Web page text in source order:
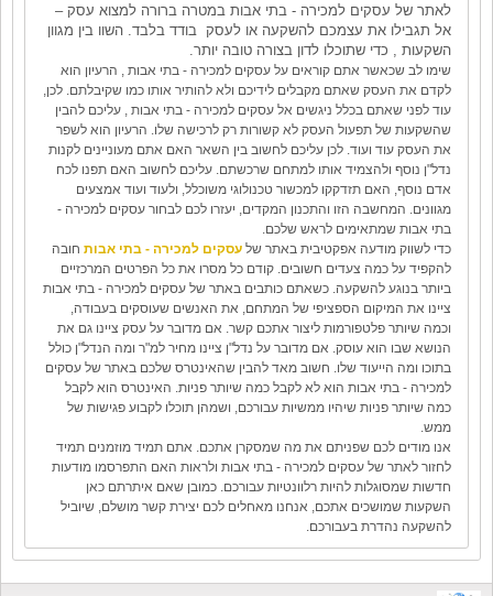
לאתר של עסקים למכירה - בתי אבות במטרה ברורה למצוא עסק –
אל תגבילו את עצמכם להשקעה או לעסק בודד בלבד. השוו בין מגוון
השקעות , כדי שתוכלו לדון בצורה טובה יותר
שימו לב שכאשר אתם קוראים על עסקים למכירה - בתי אבות , הרעיון הוא
לקדם את העסק שאתם מקבלים לידיכם ולא להותיר אותו כמו שקיבלתם. לכן,
עוד לפני שאתם בכלל ניגשים אל עסקים למכירה - בתי אבות , עליכם להבין
שהשקעות של תפעול העסק לא קשורות רק לרכישה שלו. הרעיון הוא לשפר
את העסק עוד ועוד. לכן עליכם לחשוב בין השאר האם אתם מעוניינים לקנות
נדל"ן נוסף ולהצמיד אותו למתחם שרכשתם. עליכם לחשוב האם תפנו לכח
אדם נוסף, האם תזדקקו למכשור טכנולוגי משוכלל, ולעוד ועוד אמצעים
מגוונים. המחשבה הזו והתכנון המקדים, יעזרו לכם לבחור עסקים למכירה -
בתי אבות שמתאימים לראש שלכם
כדי לשווק מודעה אפקטיבית באתר של עסקים למכירה - בתי אבות חובה
להקפיד על כמה צעדים חשובים. קודם כל מסרו את כל הפרטים המרכזיים
ביותר בנוגע להשקעה. כשאתם כותבים באתר של עסקים למכירה - בתי אבות
ציינו את המיקום הספציפי של המתחם, את האנשים שעוסקים בעבודה,
וכמה שיותר פלטפורמות ליצור אתכם קשר. אם מדובר על עסק ציינו גם את
הנושא שבו הוא עוסק. אם מדובר על נדל"ן ציינו מחיר למ"ר ומה הנדל"ן כולל
בתוכו ומה הייעוד שלו. חשוב מאד להבין שהאינטרס שלכם באתר של עסקים
למכירה - בתי אבות הוא לא לקבל כמה שיותר פניות. האינטרס הוא לקבל
כמה שיותר פניות שיהיו ממשיות עבורכם, ושמהן תוכלו לקבוע פגישות של
ממש
אנו מודים לכם שפניתם את מה שמסקרן אתכם. אתם תמיד מוזמנים תמיד
לחזור לאתר של עסקים למכירה - בתי אבות ולראות האם התפרסמו מודעות
חדשות שמסוגלות להיות רלוונטיות עבורכם. כמובן שאם איתרתם כאן
השקעות שמושכים אתכם, אנחנו מאחלים לכם יצירת קשר מושלם, שיוביל
להשקעה נהדרת בעבורכם